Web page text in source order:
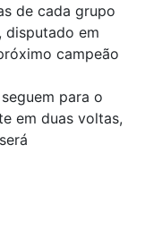
de cada grupo
disputado em
campeão
para o
em duas voltas,